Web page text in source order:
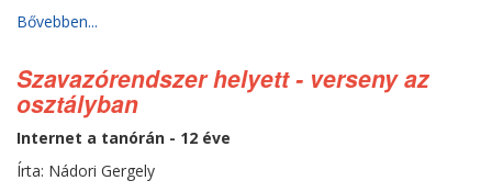
Bővebben...
Szavazórendszer helyett - verseny az
osztályban
Internet a tanórán - 12 éve
Írta: Nádori Gergely